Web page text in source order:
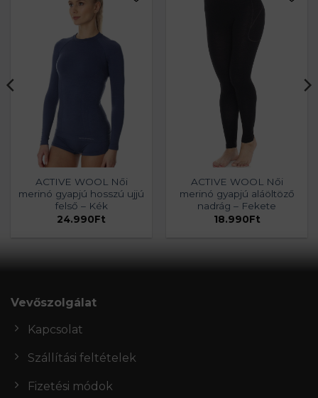
ACTIVE WOOL Női
merinó gyapjú hosszú ujjú
felső – Kék
24.990Ft
ACTIVE WOOL Női
merinó gyapjú aláöltöző
nadrág – Fekete
18.990Ft
Vevőszolgálat
Kapcsolat
Szállítási feltételek
Fizetési módok